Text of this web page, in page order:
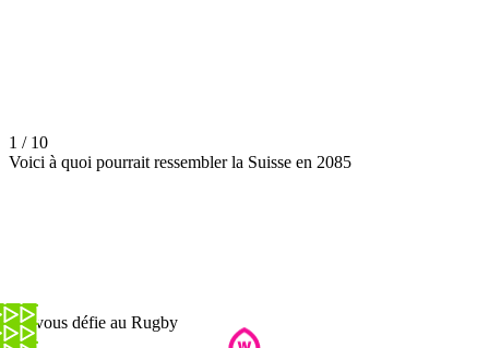
1 / 10
Voici à quoi pourrait ressembler la Suisse en 2085
On vous défie au Rugby